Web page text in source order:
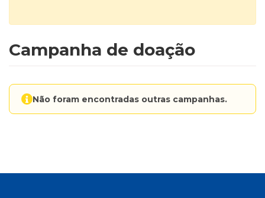
Campanha de doação
Não foram encontradas outras campanhas.